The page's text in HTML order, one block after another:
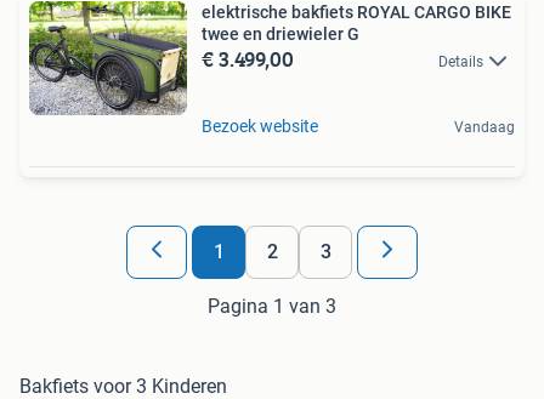
elektrische bakfiets ROYAL CARGO BIKE
twee en driewieler G
€ 3.499,00 Details
Bezoek website Vandaag
1 2 3
Pagina 1 van 3
Bakfiets voor 3 Kinderen